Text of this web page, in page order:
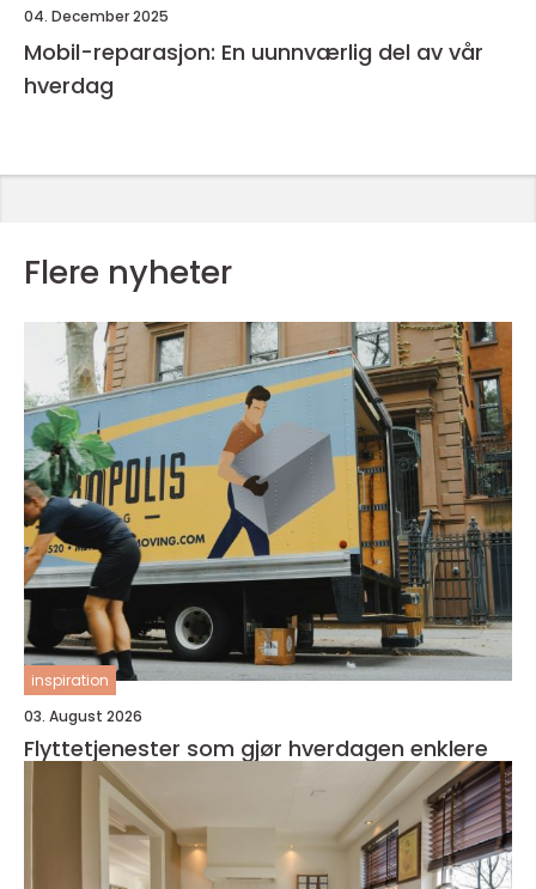
04. December 2025
Mobil-reparasjon: En uunnværlig del av vår
hverdag
Flere nyheter
inspiration
03. August 2026
Flyttetjenester som gjør hverdagen enklere